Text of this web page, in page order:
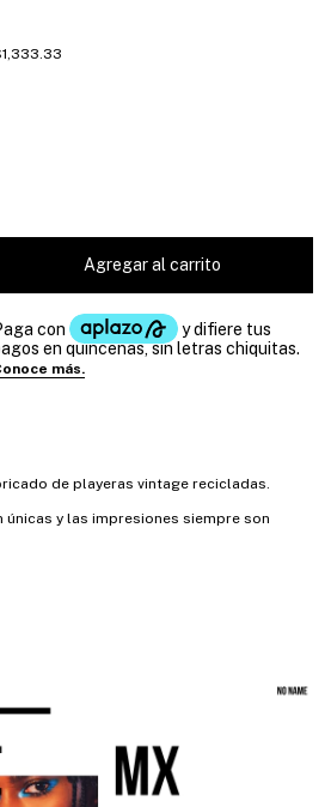
de playeras vintage recicladas.
únicas y las impresiones siempre son